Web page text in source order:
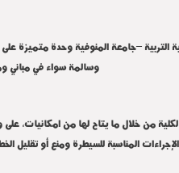
التربية –جامعة المنوفية وحدة متميزة
وسالمة سواء في مباني
من خلال ما يتاح لها من امكانيات، على
الإجراءات المناسبة للسيطرة ومنع أو تقليل